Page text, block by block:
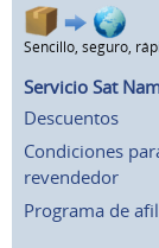
Sencillo, seguro,
Servicio Sat
Descuentos
Condiciones
revendedor
Programa de